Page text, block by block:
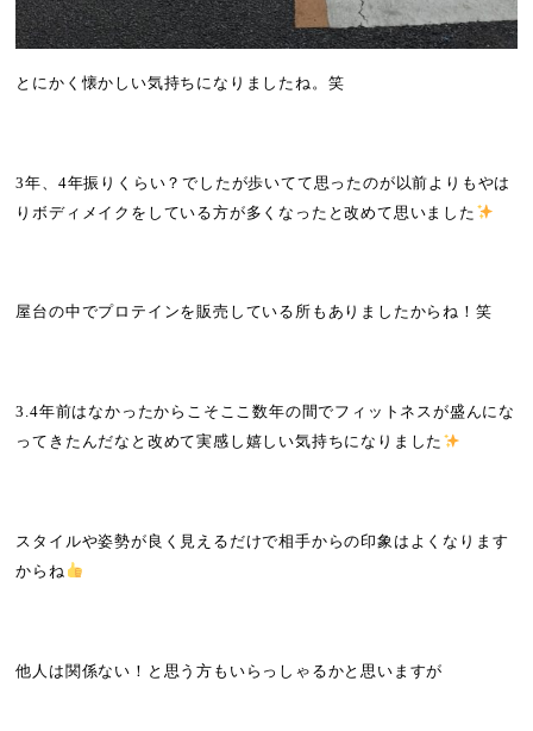
とにかく懐かしい気持ちになりましたね。笑
3年、 4年振りくらい？でしたが歩いてて思ったのが以前よりもやは
りボディメイクをしている方が多くなったと改めて思いました
屋台の中でプロテインを販売している所もありましたからね！笑
3.4年前はなかったからこそここ数年の間でフィットネスが盛んにな
ってきたんだなと改めて実感し嬉しい気持ちになりました
スタイルや姿勢が良く見えるだけで相手からの印象はよくなります
からね
他人は関係ない！と思う方もいらっしゃるかと思いますが